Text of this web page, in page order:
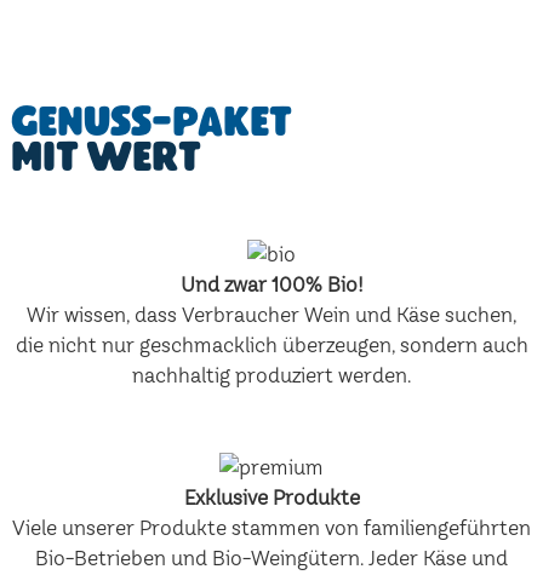
Genuss-Paket
mit Wert
Und zwar 100% Bio!
Wir wissen, dass Verbraucher Wein und Käse suchen,
die nicht nur geschmacklich überzeugen, sondern auch
nachhaltig produziert werden.
Exklusive Produkte
Viele unserer Produkte stammen von familiengeführten
Bio-Betrieben und Bio-Weingütern. Jeder Käse und